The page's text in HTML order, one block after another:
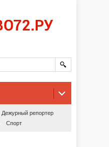
Дежурный репортер
Спорт